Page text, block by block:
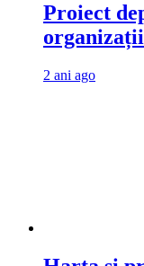
Proiect
2 ani ago